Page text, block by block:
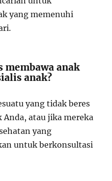
yang memenuhi
membawa anak
anak?
yang tidak beres
Anda, atau jika mereka
yang
untuk berkonsultasi